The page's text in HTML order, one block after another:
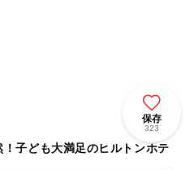
保存
323
子ども大満足のヒルトンホテ